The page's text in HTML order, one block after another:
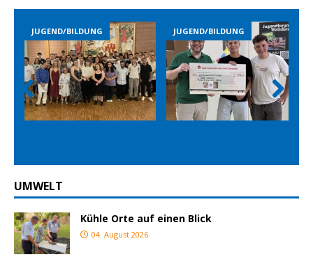
JUGEND/BILDUNG JUGEND/BILDUNG
Prev
ious
Nex
t
UMWELT
Kühle Orte auf einen Blick
04. August 2026